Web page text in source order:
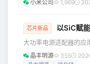
售价 38.99 万元；小
电新品。 01 小米
**SUV** 小米YU7 GT
车工业10
小米公司 1,969
芯片新品 以SiC赋能大功率电源：晶丰明
大功率电源适配器的应
宽，从数据中心供电、
便捷式快充设备，市场
晶丰明源 355